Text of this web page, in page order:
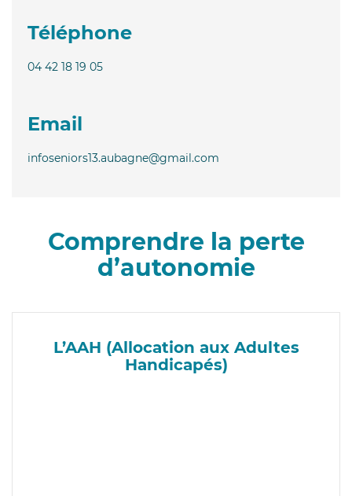
Téléphone
04 42 18 19 05
Email
infoseniors13.aubagne@gmail.com
Comprendre la perte
d’autonomie
L’AAH (Allocation aux Adultes
Handicapés)